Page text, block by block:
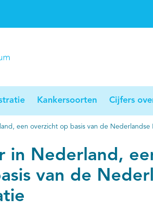
Kankersoorten Cijfers
een overzicht op basis van de Nederlandse
in Nederland,
van de